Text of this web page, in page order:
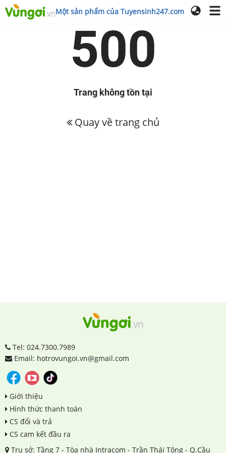
Một sản phẩm của Tuyensinh247.com
500
Trang không tồn tại
Quay về trang chủ
Tel: 024.7300.7989
Email: hotrovungoi.vn@gmail.com
Giới thiệu
Hình thức thanh toán
CS đổi và trả
CS cam kết đầu ra
Trụ sở: Tầng 7 - Tòa nhà Intracom - Trần Thái Tông - Q.Cầu